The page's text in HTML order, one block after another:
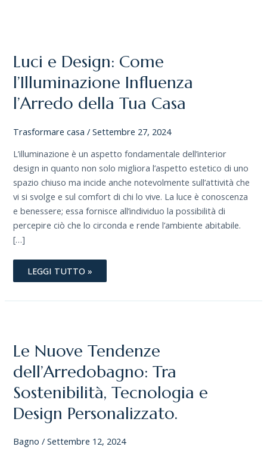
Luci e Design: Come
l’Illuminazione Influenza
l’Arredo della Tua Casa
Trasformare casa /Settembre 27, 2024
L’illuminazione è un aspetto fondamentale dell’interior
design in quanto non solo migliora l’aspetto estetico di uno
spazio chiuso ma incide anche notevolmente sull’attività che
vi si svolge e sul comfort di chi lo vive. La luce è conoscenza
e benessere; essa fornisce all’individuo la possibilità di
percepire ciò che lo circonda e rende l’ambiente abitabile.
[…]
L’ILLUMINAZIONE
INFLUENZA
L’ARREDO
DELLA
CASA
LEGGI TUTTO »
Le Nuove Tendenze
dell’Arredobagno: Tra
Sostenibilità, Tecnologia e
Design Personalizzato.
Bagno /Settembre 12, 2024
TRA
SOSTENIBILITÀ,
TECNOLOGIA
E
PERSONALIZZATO.